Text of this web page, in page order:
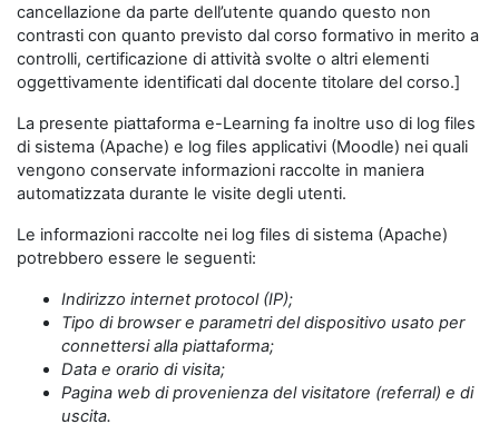
cancellazione da parte dell’utente quando questo non
contrasti con quanto previsto dal corso formativo in merito a
controlli, certificazione di attività svolte o altri elementi
oggettivamente identificati dal docente titolare del corso.]
La presente piattaforma e-Learning fa inoltre uso di log files
di sistema (Apache) e log files applicativi (Moodle) nei quali
vengono conservate informazioni raccolte in maniera
automatizzata durante le visite degli utenti.
Le informazioni raccolte nei log files di sistema (Apache)
potrebbero essere le seguenti:
Indirizzo internet protocol (IP);
Tipo di browser e parametri del dispositivo usato per
connettersi alla piattaforma;
Data e orario di visita;
Pagina web di provenienza del visitatore (referral) e di
uscita.